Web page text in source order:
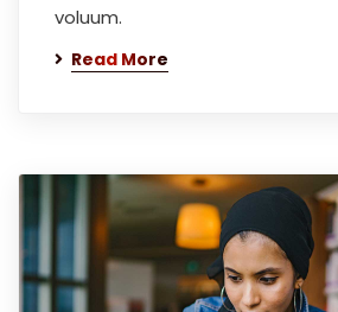
voluum.
Read More